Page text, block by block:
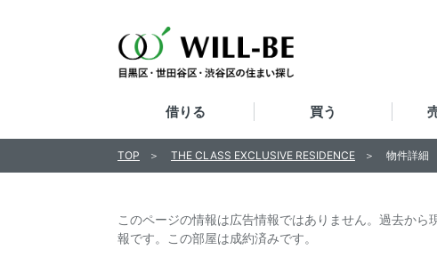
借りる 買う
このページの情報は広告情報ではありません。過去か
報です。この部屋は成約済みです。
TOP THE CLASS EXCLUSIVE RESIDENCE 物件詳細